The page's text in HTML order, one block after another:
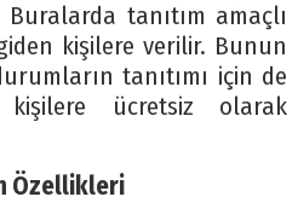
tanıtım amaçlı
kişilere verilir. Bunun
tanıtımı için de
kişilere ücretsiz olarak
Özellikleri